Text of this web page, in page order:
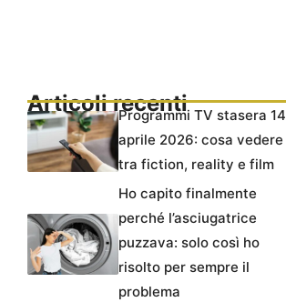
Articoli recentiProgrammi TV stasera 14
aprile 2026: cosa vedere
tra fiction, reality e film
Ho capito finalmente
perché l’asciugatrice
puzzava: solo così ho
risolto per sempre il
problema